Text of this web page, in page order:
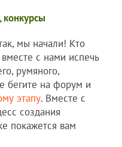
конкурсы
мы начали! Кто
вместе с нами испечь
румяного,
бегите на форум и
этапу. Вместе с
создания
покажется вам